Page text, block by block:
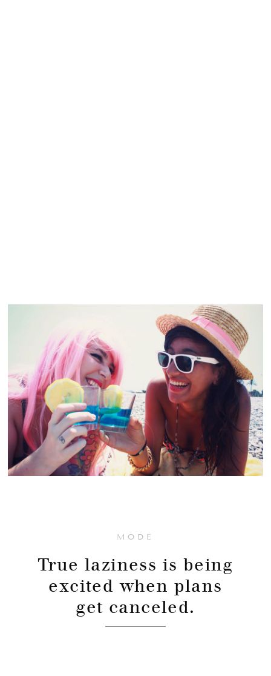
MODE
True laziness is being
excited when plans
get canceled.